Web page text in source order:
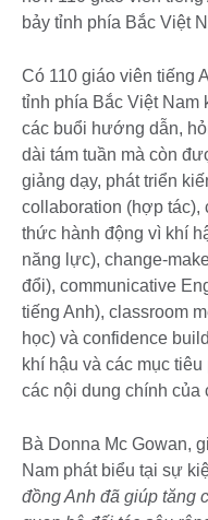
bảy tỉnh phía Bắc Việt
Có 110 giáo viên tiếng
tỉnh phía Bắc Việt
các buổi hướng dẫn,
dài tám tuần mà còn
giảng dạy, phát triển
collaboration (hợp tác),
thức hành động vì khí
năng lực), change-
đổi), communicative
tiếng Anh), classroom
học) và confidence
khí hậu và các mục
các nội dung chính của
Bà Donna Mc Gowan,
Nam phát biểu tại sự
đồng Anh đã giúp tăng